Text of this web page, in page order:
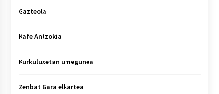
Gazteola
Kafe Antzokia
Kurkuluxetan umegunea
Zenbat Gara elkartea